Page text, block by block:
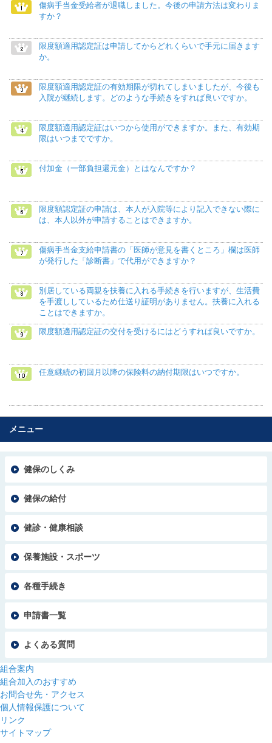
傷病手当金受給者が退職しました。今後の申請方法は変わりま
すか？
限度額適用認定証は申請してからどれくらいで手元に届きます
か。
限度額適用認定証の有効期限が切れてしまいましたが、今後も
入院が継続します。どのような手続きをすれば良いですか。
限度額適用認定証はいつから使用ができますか。また、有効期
限はいつまでですか。
付加金（一部負担還元金）とはなんですか？
限度額認定証の申請は、本人が入院等により記入できない際に
は、本人以外が申請することはできますか。
傷病手当金支給申請書の「医師が意見を書くところ」欄は医師
が発行した「診断書」で代用ができますか？
別居している両親を扶養に入れる手続きを行いますが、生活費
を手渡ししているため仕送り証明がありません。扶養に入れる
ことはできますか。
限度額適用認定証の交付を受けるにはどうすれば良いですか。
任意継続の初回月以降の保険料の納付期限はいつですか。
メニュー
健保のしくみ
健保の給付
健診・健康相談
保養施設・スポーツ
各種手続き
申請書一覧
よくある質問
組合案内
組合加入のおすすめ
お問合せ先・アクセス
個人情報保護について
リンク
サイトマップ